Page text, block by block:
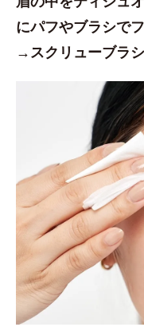
にパフやブラシで
→スクリューブラシ